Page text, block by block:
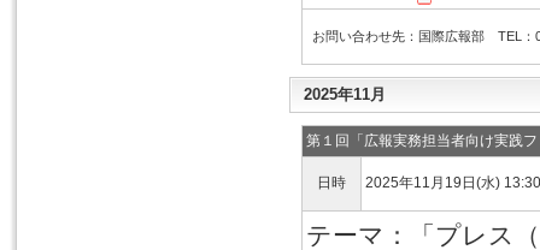
お問い合わせ先：国際広報部 TEL：
2025年11月
第１回「広報実務担当者向け実践
日時 2025年11月19日(水)
テーマ：「プレス